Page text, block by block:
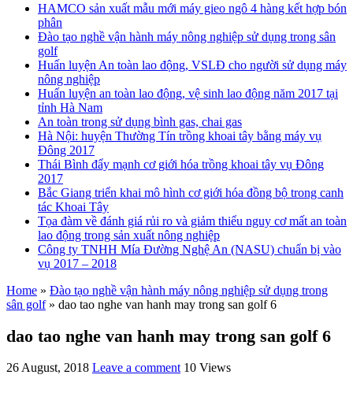
HAMCO sản xuất mẫu mới máy gieo ngô 4 hàng kết hợp bón
phân
Đào tạo nghề vận hành máy nông nghiệp sử dụng trong sân
golf
Huấn luyện An toàn lao động, VSLĐ cho người sử dụng máy
nông nghiệp
Huấn luyện an toàn lao động, vệ sinh lao động năm 2017 tại
tỉnh Hà Nam
An toàn trong sử dụng bình gas, chai gas
Hà Nội: huyện Thường Tín trồng khoai tây bằng máy vụ
Đông 2017
Thái Bình đẩy mạnh cơ giới hóa trồng khoai tây vụ Đông
2017
Bắc Giang triển khai mô hình cơ giới hóa đồng bộ trong canh
tác Khoai Tây
Tọa đàm về đánh giá rủi ro và giảm thiểu nguy cơ mất an toàn
lao động trong sản xuất nông nghiệp
Công ty TNHH Mía Đường Nghệ An (NASU) chuẩn bị vào
vụ 2017 – 2018
Home » Đào tạo nghề vận hành máy nông nghiệp sử dụng trong
sân golf » dao tao nghe van hanh may trong san golf 6
dao tao nghe van hanh may trong san golf 6
26 August, 2018 Leave a comment 10 Views